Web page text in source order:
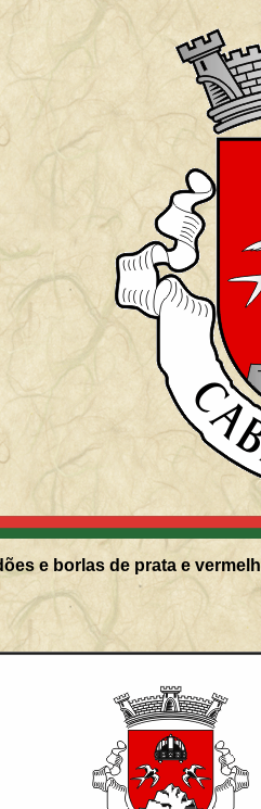
e borlas de prata e